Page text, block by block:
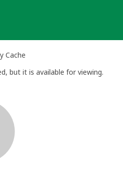
Cache
but it is available for viewing.